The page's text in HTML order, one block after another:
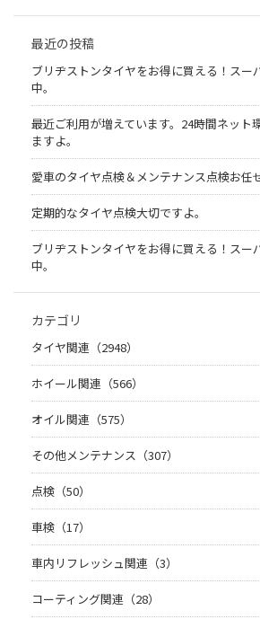
最近の投稿
ブリヂストンタイヤをお得に買える！スー
中。
最近ご利用が増えています。24時間ネット
ますよ。
愛車のタイヤ点検＆メンテナンス点検お任
定期的なタイヤ点検大切ですよ。
ブリヂストンタイヤをお得に買える！スー
中。
カテゴリ
タイヤ関連（2948）
ホイール関連（566）
オイル関連（575）
その他メンテナンス（307）
点検（50）
車検（17）
車内リフレッシュ関連（3）
コーティング関連（28）